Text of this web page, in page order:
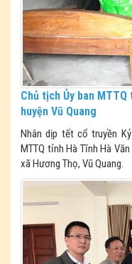
Chủ tịch Ủy ban
huyện Vũ Quang
Nhân dịp tết cổ truyền
MTTQ tỉnh Hà Tĩnh Hà
xã Hương Thọ, Vũ Quang.